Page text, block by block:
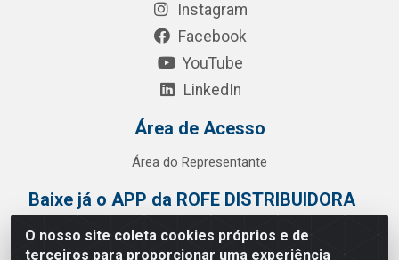
O nosso site coleta cookies próprios e de
terceiros para proporcionar uma experiência
Instagram
Facebook
YouTube
LinkedIn
Área de Acesso
Área do Representante
Baixe já o APP da ROFE DISTRIBUIDORA